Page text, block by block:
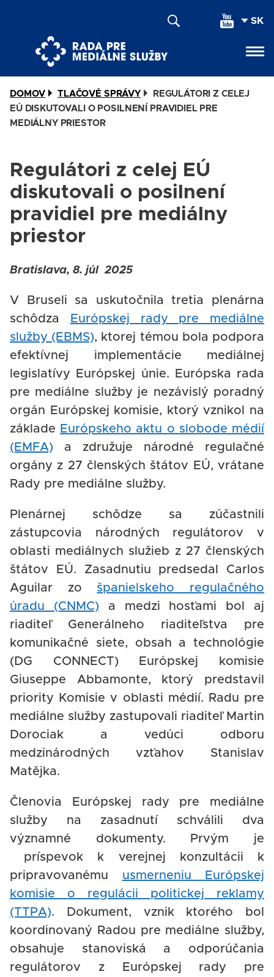
DOMOV TLAČOVÉ SPRÁVY
REGULÁTORI Z CELEJ
EÚ DISKUTOVALI O POSILNENÍ PRAVIDIEL PRE
MEDIÁLNY PRIESTOR
Regulátori z celej EÚ
diskutovali o posilnení
pravidiel pre mediálny
priestor
Bratislava, 8. júl 2025
V Bruseli sa uskutočnila tretia plenárna
schôdza
Európskej rady pre mediálne
služby (EBMS), ktorej témou bola podpora
efektívnej implementácie mediálnej
legislatívy Európskej únie. Európska rada
pre mediálne služby je nezávislý poradný
orgán Európskej komisie, ktorý vznikol na
základe Európskeho aktu o slobode médií
(EMFA) a združuje národné regulačné
orgány z 27 členských štátov EÚ, vrátane
Rady pre mediálne služby.
Plenárnej schôdze sa zúčastnili
zástupcovia národných regulátorov v
oblasti mediálnych služieb z 27 členských
štátov EÚ. Zasadnutiu predsedal Carlos
Aguilar zo španielskeho regulačného
úradu (CNMC)a medzi hosťami bol aj
riaditeľ Generálneho riaditeľstva pre
komunikačné siete, obsah a technológie
(DG CONNECT) Európskej komisie
Giuseppe Abbamonte, ktorý predstavil
priority Komisie v oblasti médií. Radu pre
mediálne služby zastupovali riaditeľ Martin
Dorociak a vedúci odboru
medzinárodných vzťahov Stanislav
Matějka.
Členovia Európskej rady pre mediálne
služby na zasadnutí schválili dva
významné dokumenty. Prvým je
príspevok k verejnej konzultácii k
pripravovanému usmerneniu Európskej
komisie o regulácii politickej reklamy
(TTPA). Dokument, vznik ktorého bol
koordinovaný Radou pre mediálne služby,
obsahuje stanoviská a odporúčania
regulátorov z Európskej rady pre